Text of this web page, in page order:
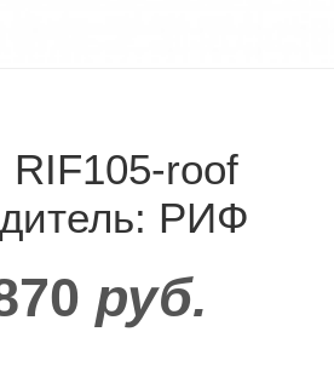
RIF105-roof
РИФ
руб.